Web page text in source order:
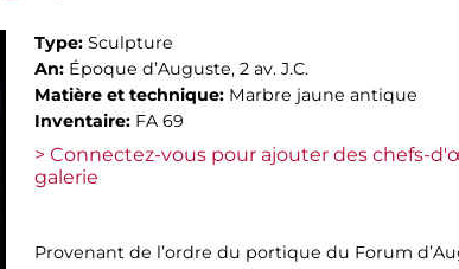
Type: Sculpture
An: Époque d’Auguste, 2 av. J.C.
Matière et technique: Marbre jaune antique
Inventaire: FA 69
> Connectez-vous pour ajouter des chefs-
galerie
Provenant de l’ordre du portique du Forum